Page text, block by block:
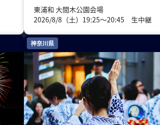
東浦和 大間木公園会場
2026/8/8（土）19:25〜20:45 生中継
神奈川県